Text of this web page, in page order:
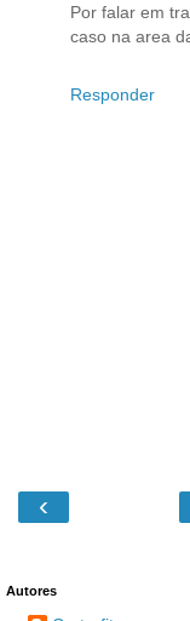
Por falar em
caso na area
Responder
‹
Autores